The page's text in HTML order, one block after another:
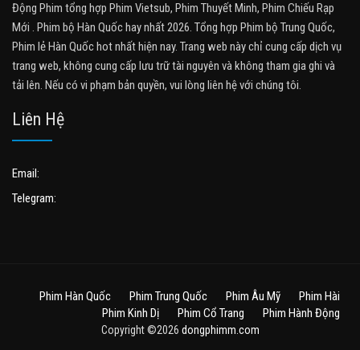
Động Phim tổng hợp Phim Vietsub, Phim Thuyết Minh, Phim Chiếu Rạp
Mới . Phim bộ Hàn Quốc hay nhất 2026. Tổng hợp Phim bộ Trung Quốc,
Phim lẻ Hàn Quốc hot nhất hiện nay. Trang web này chỉ cung cấp dịch vụ
trang web, không cung cấp lưu trữ tài nguyên và không tham gia ghi và
tải lên. Nếu có vi phạm bản quyền, vui lòng liên hệ với chúng tôi.
Liên Hệ
Email:
Telegram:
Phim Hàn Quốc Phim Trung Quốc Phim Âu Mỹ
Phim Hài
Phim Kinh Dị
Phim Cổ Trang Phim Hành Động
Copyright ©2026 dongphimm.com